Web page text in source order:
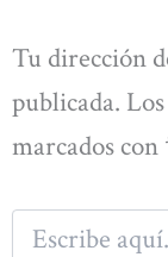
Tu dirección
publicada.
marcados con
aquí...